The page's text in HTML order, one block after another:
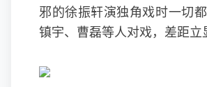
邪的徐振轩演独角戏时一切
镇宇、曹磊等人对戏，差距立